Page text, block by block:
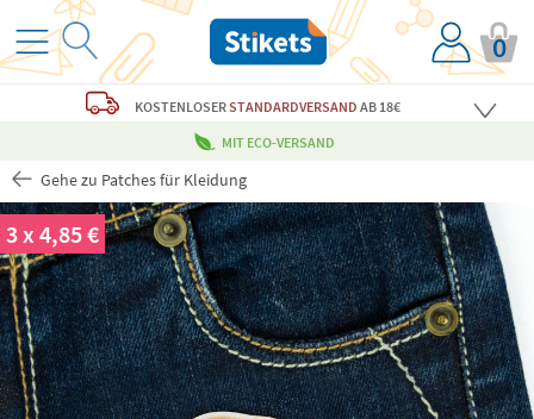
0
KOSTENLOSERSTANDARDVERSAND AB 18€
MIT ECO-VERSAND
Gehe zu Patches für Kleidung
3 x 4,85 €